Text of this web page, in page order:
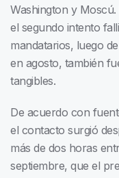
Washington y
el segundo intento
mandatarios, luego
en agosto, también
tangibles.
De acuerdo con
el contacto surgió
más de dos horas
septiembre, que el